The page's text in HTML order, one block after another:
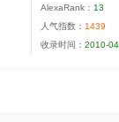
AlexaRank： 13
人气指数： 1439
收录时间： 2010-